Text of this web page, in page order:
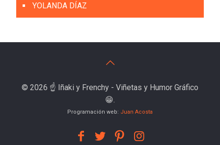
YOLANDA DÍAZ
© 2026 ☝️ Iñaki y Frenchy - Viñetas y Humor Gráfico
😁.
Programación web: Juan Acosta